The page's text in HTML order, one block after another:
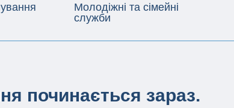
Молодіжні та сімейні
служби
починається зараз.